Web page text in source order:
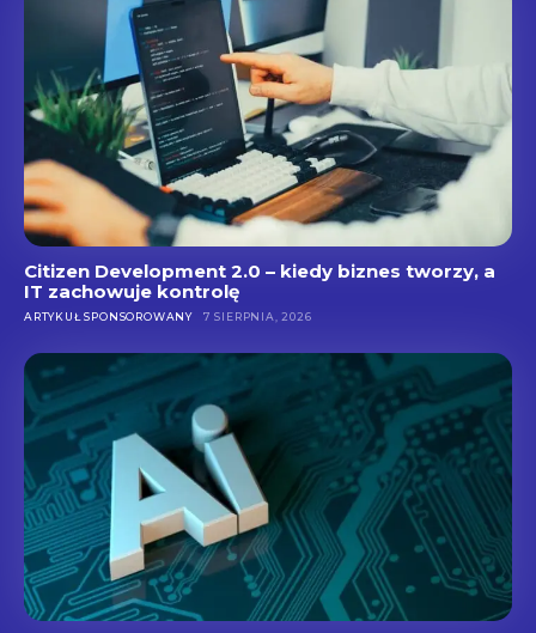
Citizen Development 2.0 – kiedy biznes tworzy, a
IT zachowuje kontrolę
ARTYKUŁ SPONSOROWANY 7 SIERPNIA, 2026